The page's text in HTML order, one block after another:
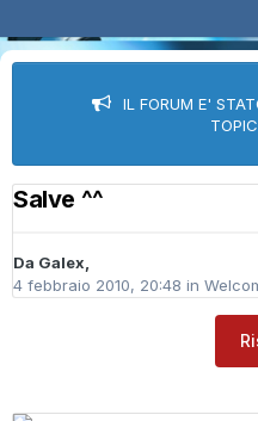
IL FORUM E'
Salve ^^
Da Galex,
4 febbraio 2010, 20:48 in